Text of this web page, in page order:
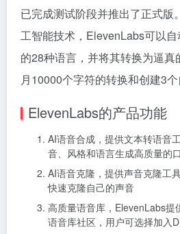
已完成测试阶段并推出了正式版
工智能技术，ElevenLabs可以
的28种语言，并将其转换为逼
月10000个字符的转换和创建3个
ElevenLabs的产品功能
AI语音合成，提供文本转语音
音、风格和语言生成高质量的
AI语音克隆，提供声音克隆工
快速克隆自己的声音
高质量语音库，ElevenLabs提
语音库社区，用户可选择加入